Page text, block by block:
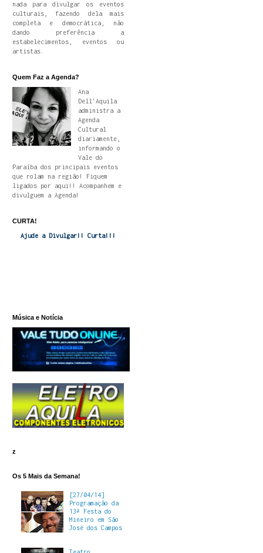
nada para divulgar os eventos
culturais, fazendo dela mais
completa e democrática, não
dando preferência a
estabelecimentos, eventos ou
artistas.
Quem Faz a Agenda?
Ana
Dell'Aquila
administra a
Agenda
Cultural
diariamente,
informando o
Vale do
Paraíba dos principais eventos
que rolam na região! Fiquem
ligados por aqui!! Acompanhem e
divulguem a Agenda!
CURTA!
Ajude a Divulgar!! Curta!!!
Música e Notícia
z
Os 5 Mais da Semana!
[27/04/14]
Programação da
13ª Festa do
Mineiro em São
José dos Campos